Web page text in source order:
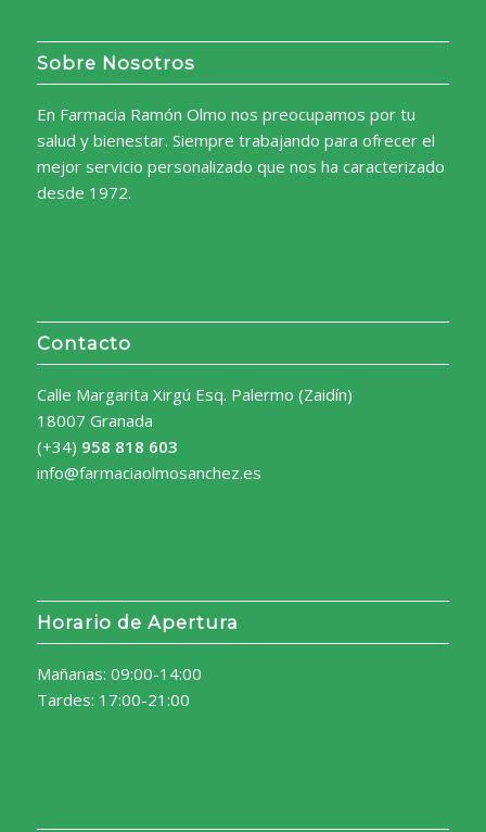
Sobre Nosotros
En Farmacia Ramón Olmo nos preocupamos por tu
salud y bienestar. Siempre trabajando para ofrecer el
mejor servicio personalizado que nos ha caracterizado
desde 1972.
Contacto
Calle Margarita Xirgú Esq. Palermo (Zaidín)
18007 Granada
(+34) 958 818 603
info@farmaciaolmosanchez.es
Horario de Apertura
Mañanas: 09:00-14:00
Tardes: 17:00-21:00